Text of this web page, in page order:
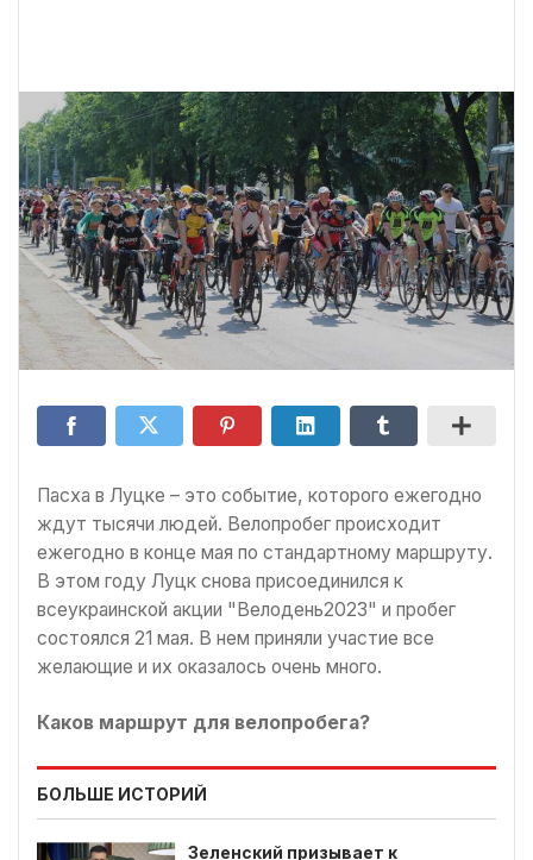
Пасха в Луцке – это событие, которого ежегодно
ждут тысячи людей. Велопробег происходит
ежегодно в конце мая по стандартному маршруту.
В этом году Луцк снова присоединился к
всеукраинской акции "Велодень2023" и пробег
состоялся 21 мая. В нем приняли участие все
желающие и их оказалось очень много.
Каков маршрут для велопробега?
БОЛЬШЕ ИСТОРИЙ
Зеленский призывает к